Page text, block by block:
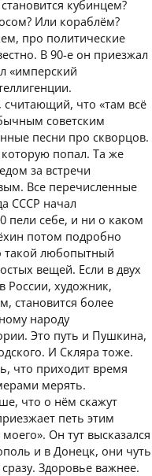
кубинцем?
Или кораблём?
про политические
В 90-е он приезжал
«имперский
что «там всё
советским
песни про скворцов.
попал. Та же
за встречи
Все перечисленные
СССР начал
пели себе, и ни о каком
потом подробно
такой любопытный
вещей. Если в двух
России, художник,
становится более
народу
Это путь и Пушкина,
И Скляра тоже.
что приходит время
мерять.
что о нём скажут
петь этим
Он тут высказался
и в Донецк, они чуть
Здоровье важнее.